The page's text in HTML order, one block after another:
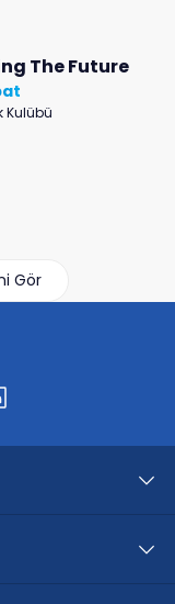
The Future
Kulübü
Gör